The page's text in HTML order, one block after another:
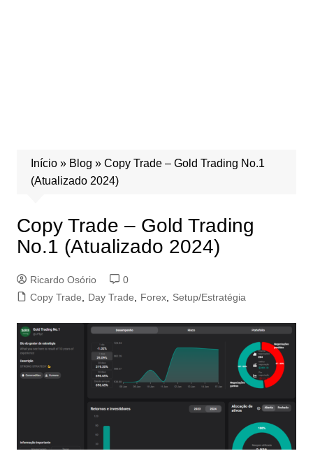
Início» Blog » Copy Trade – Gold Trading No.1
(Atualizado 2024)
Copy Trade – Gold Trading
No.1 (Atualizado 2024)
Ricardo Osório
0
Copy Trade
Day Trade Forex, Setup/Estratégia